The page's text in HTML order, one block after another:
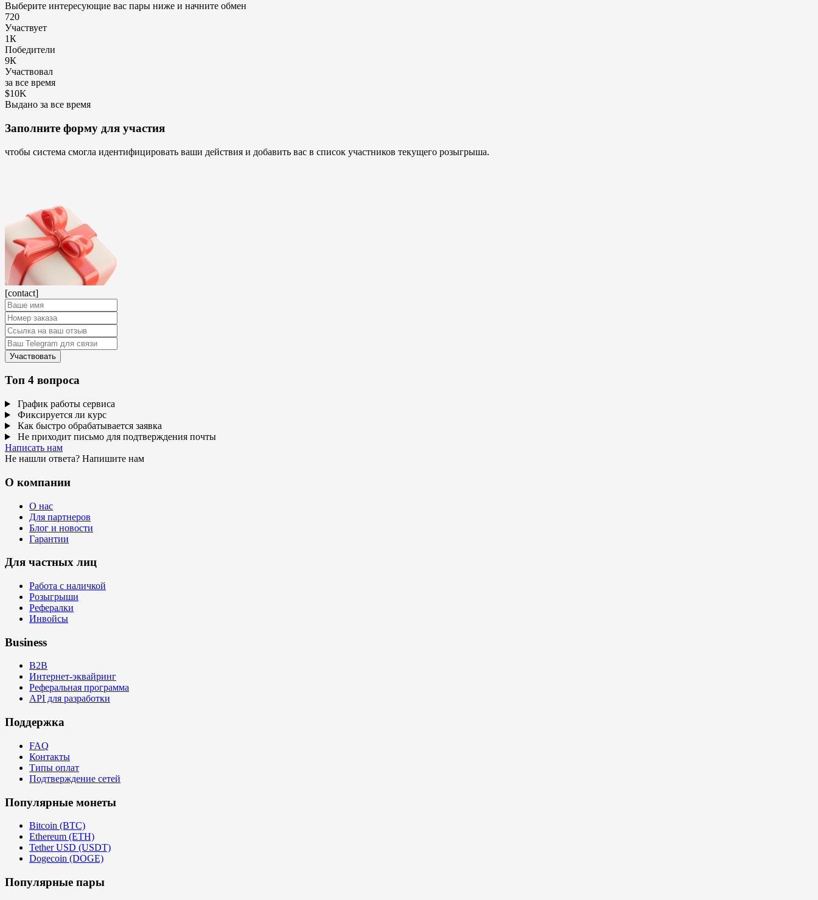
Выберите интересующие вас пары ниже и начните обмен
720
Участвует
1К
Победители
9К
Участвовал
за все время
$10K
Выдано за все время
Заполните форму для участия
чтобы система смогла идентифицировать ваши действия и добавить вас в список участников текущего розыгрыша.
[contact]
Участвовать
Топ 4 вопроса
График работы сервиса
Фиксируется ли курс
Как быстро обрабатывается заявка
Не приходит письмо для подтверждения почты
Написать нам
Не нашли ответа? Напишите нам
О компании
О нас
Для партнеров
Блог и новости
Гарантии
Для частных лиц
Работа с наличкой
Розыгрыши
Рефералки
Инвойсы
Business
B2B
Интернет-эквайринг
Реферальная программа
API для разработки
Поддержка
FAQ
Контакты
Типы оплат
Подтверждение сетей
Популярные монеты
Bitcoin (BTC)
Ethereum (ETH)
Tether USD (USDT)
Dogecoin (DOGE)
Популярные пары